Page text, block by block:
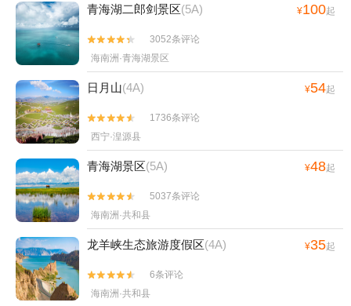
青海湖二郎剑景区(5A) ¥100起


3052条评论
海南洲·青海湖景区
日月山(4A) ¥54起


1736条评论
西宁·湟源县
青海湖景区(5A) ¥48起


5037条评论
海南洲·共和县
龙羊峡生态旅游度假区(4A) ¥35起


6条评论
海南洲·共和县